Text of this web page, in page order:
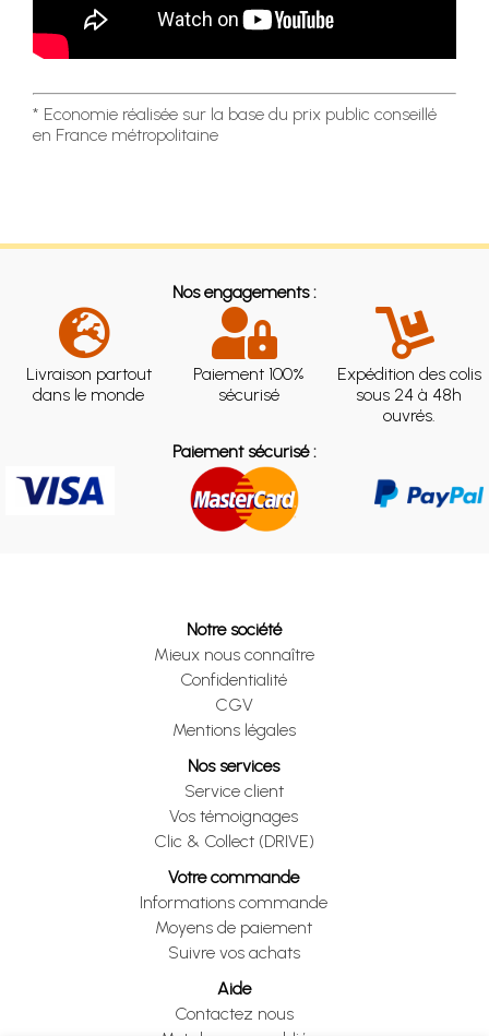
* Economie réalisée sur la base du prix public conseillé
en France métropolitaine
Nos engagements :
Livraison partout
dans le monde
Paiement 100%
sécurisé
Expédition des colis
sous 24 à 48h
ouvrés.
Paiement sécurisé :
Notre société
Mieux nous connaître
Confidentialité
CGV
Mentions légales
Nos services
Service client
Vos témoignages
Clic & Collect (DRIVE)
Votre commande
Informations commande
Moyens de paiement
Suivre vos achats
Aide
Contactez nous